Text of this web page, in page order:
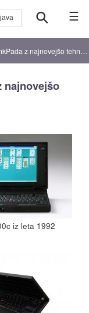
☰
z najnovejšo tehnologijo?
najnovejšo
iz leta 1992